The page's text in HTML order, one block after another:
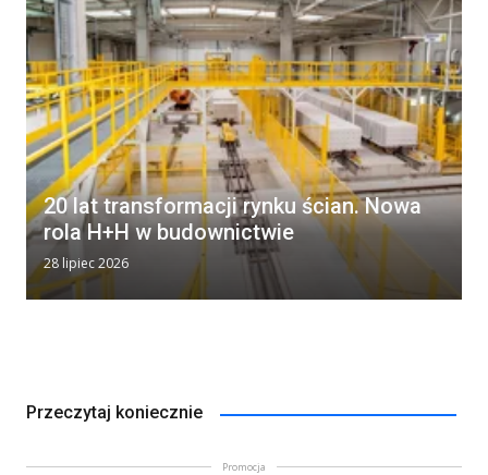
20 lat transformacji rynku ścian. Nowa
rola H+H w budownictwie
28 lipiec 2026
Przeczytaj koniecznie
Promocja